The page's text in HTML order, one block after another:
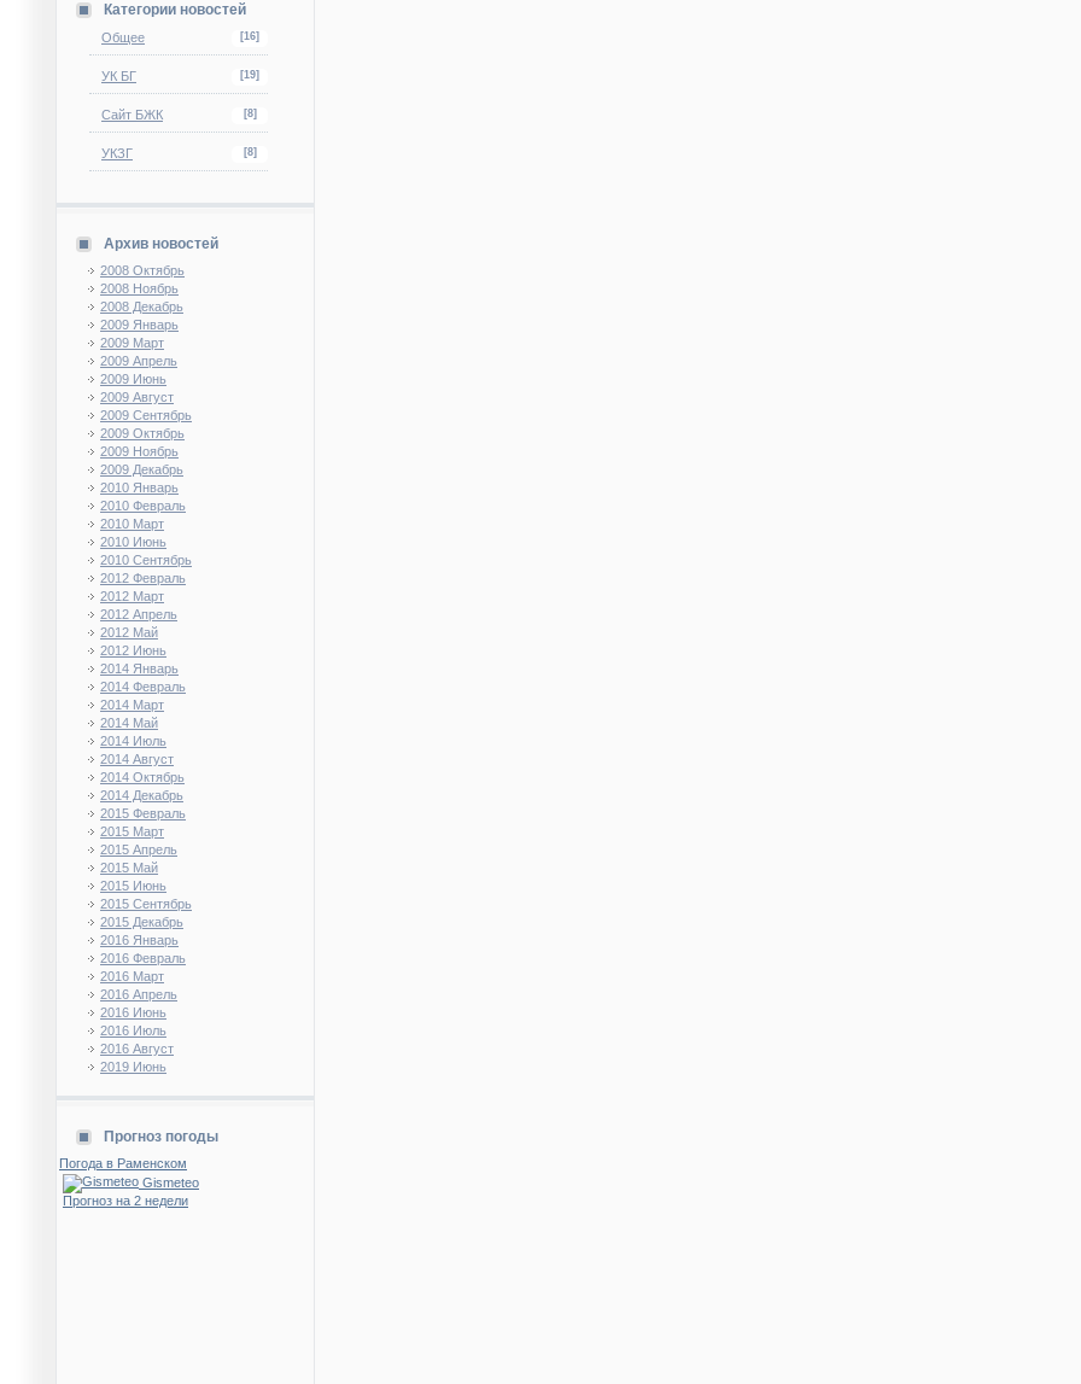
Категории новостей
Общее [16]
УК БГ [19]
Сайт БЖК [8]
УКЗГ [8]
Архив новостей
2008 Октябрь
2008 Ноябрь
2008 Декабрь
2009 Январь
2009 Март
2009 Апрель
2009 Июнь
2009 Август
2009 Сентябрь
2009 Октябрь
2009 Ноябрь
2009 Декабрь
2010 Январь
2010 Февраль
2010 Март
2010 Июнь
2010 Сентябрь
2012 Февраль
2012 Март
2012 Апрель
2012 Май
2012 Июнь
2014 Январь
2014 Февраль
2014 Март
2014 Май
2014 Июль
2014 Август
2014 Октябрь
2014 Декабрь
2015 Февраль
2015 Март
2015 Апрель
2015 Май
2015 Июнь
2015 Сентябрь
2015 Декабрь
2016 Январь
2016 Февраль
2016 Март
2016 Апрель
2016 Июнь
2016 Июль
2016 Август
2019 Июнь
Прогноз погоды
Погода в Раменском
Gismeteo
Прогноз на 2 недели